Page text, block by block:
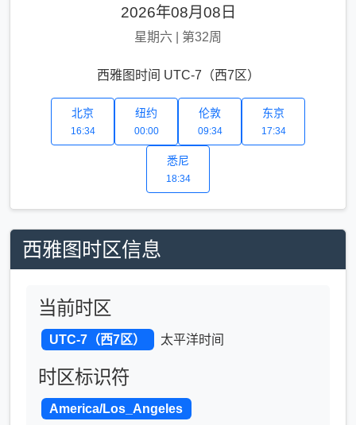
2026年08月08日
星期六 第32周
西雅图时间 UTC-7（西7区）
北京
16:34
纽约
00:00
伦敦
09:34
东京
17:34
悉尼
18:34
西雅图时区信息
当前时区
UTC-7（西7区） 太平洋时间
时区标识符
America/Los_Angeles